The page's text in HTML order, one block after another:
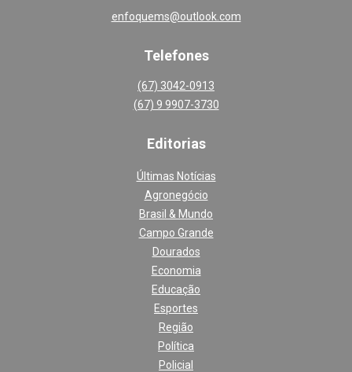
enfoquems@outlook.com
Telefones
(67) 3042-0913
(67) 9 9907-3730
Editorias
Últimas Notícias
Agronegócio
Brasil & Mundo
Campo Grande
Dourados
Economia
Educação
Esportes
Região
Política
Policial